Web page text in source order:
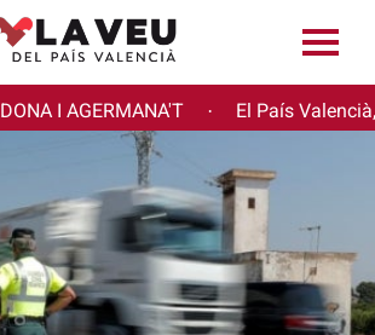
DONA I AGERMANA'T · El País